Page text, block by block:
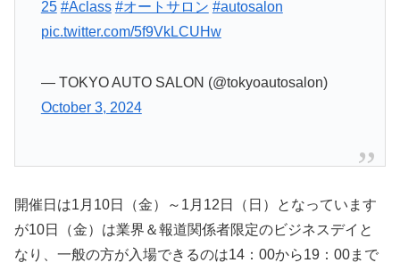
25 #Aclass #オートサロン #autosalon
pic.twitter.com/5f9VkLCUHw
— TOKYO AUTO SALON (@tokyoautosalon)
October 3, 2024
開催日は1月10日（金）～1月12日（日）となっています
が10日（金）は業界＆報道関係者限定のビジネスデイと
なり、一般の方が入場できるのは14：00から19：00まで